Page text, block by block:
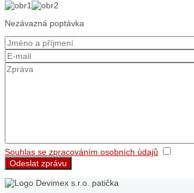
Nezávazná poptávka
Souhlas se zpracováním osobních údajů
Odeslat zprávu